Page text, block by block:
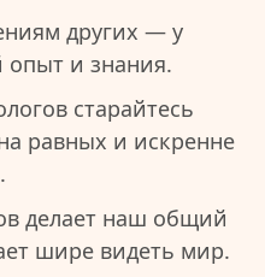
других — у
опыт и знания.
старайтесь
равных и искренне
делает наш общий
шире видеть мир.